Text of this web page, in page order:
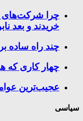
چرا شرکت‌های
خریدند و بعد
چند راه‌ ساده
چهار کاری که
عجیب‌ترین
سیاسی